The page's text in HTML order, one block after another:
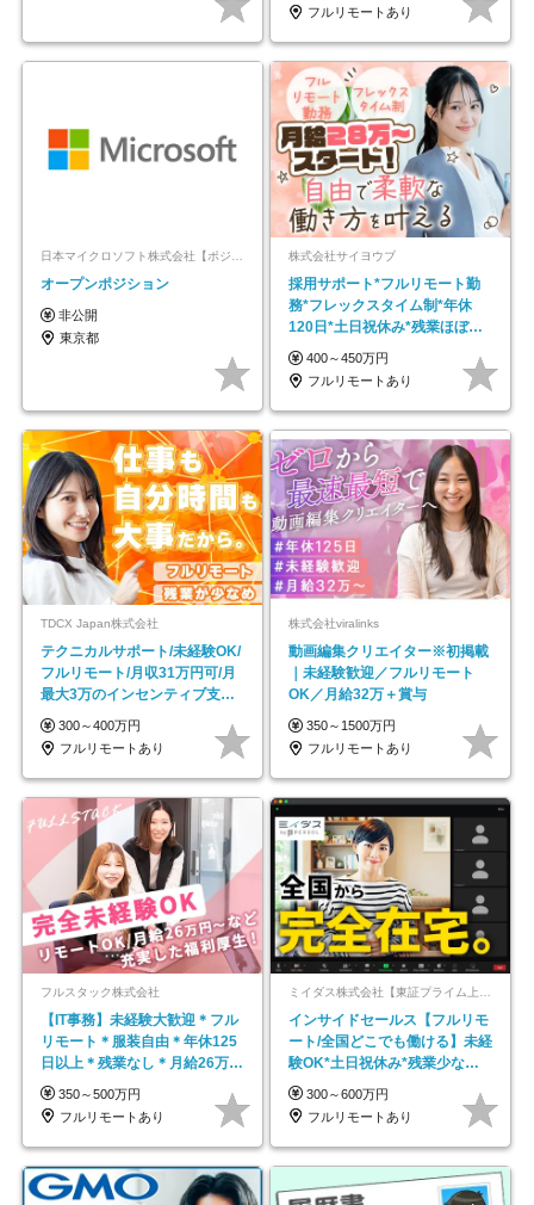
フルリモートあり
オープンポジション
非公開
東京都
株式会社サイヨウブ
採用サポート*フルリモート勤
務*フレックスタイム制*年休
120日*土日祝休み*残業ほぼな
し*育児中社員8割以上
400～450万円
フルリモートあり
TDCX Japan株式会社
テクニカルサポート/未経験OK/
フルリモート/月収31万円可/月
最大3万のインセンティブ支給/
平均年齢33歳
300～400万円
フルリモートあり
株式会社viralinks
動画編集クリエイター※初掲載
｜未経験歓迎／フルリモート
OK／月給32万＋賞与
350～1500万円
フルリモートあり
フルスタック株式会社
【IT事務】未経験大歓迎＊フル
リモート＊服装自由＊年休125
日以上＊残業なし＊月給26万円
以上
350～500万円
フルリモートあり
インサイドセールス【フルリモ
ート/全国どこでも働ける】未経
験OK*土日祝休み*残業少なめ*
在宅勤務手当あり
300～600万円
フルリモートあり